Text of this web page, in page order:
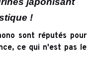
!
sont réputés pour
ce qui n'est pas le